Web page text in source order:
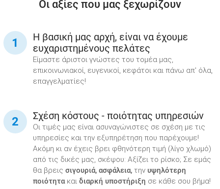
Οι αξίες που μας ξεχωρίζουν
Η βασική μας αρχή, είναι να έχουμε
ευχαριστημένους πελάτες
Είμαστε άριστοι γνώστες του τομέα μας,
επικοινωνιακοί, ευγενικοί, κεφάτοι και πάνω απ' όλα,
επαγγελματίες!
Σχέση κόστους - ποιότητας υπηρεσιών
Οι τιμές μας είναι ασυναγώνιστες σε σχέση με τις
υπηρεσίες και την εξυπηρέτηση που παρέχουμε!
Ακόμη κι αν έχεις βρει φθηνότερη τιμή (λίγο χλωμό)
από τις δικές μας, σκέψου: Αξίζει το ρίσκο; Σε εμάς
θα βρεις σιγουριά, ασφάλεια, την υψηλότερη
ποιότητακαι διαρκή υποστήριξη σε κάθε σου βήμα!